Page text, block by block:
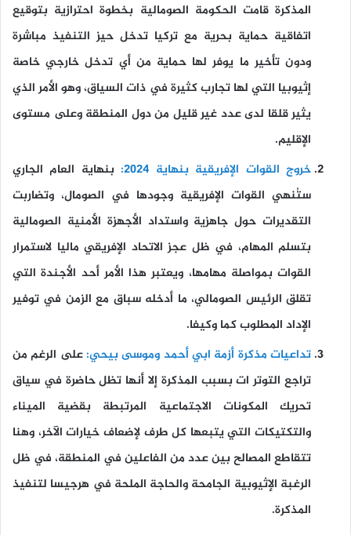
المذكرة قامت الحكومة الصومالية بخطوة احترازية بتوقيع
اتفاقية حماية بحرية مع تركيا تدخل حيز التنفيذ مباشرة
ودون تأخير ما يوفر لها حماية من أي تدخل خارجي خاصة
إثيوبيا التي لها تجارب كثيرة في ذات السياق، وهو الأمر الذي
يثير قلقا لدى عدد غير قليل من دول المنطقة وعلى مستوى
الإقليم.
خروج القوات الإفريقية بنهاية 2024:
بنهاية العام الجاري
ستُنهي القوات الإفريقية وجودها في الصومال، وتضاربت
التقديرات حول جاهزية واستداد الأجهزة الأمنية الصومالية
بتسلم المهام، في ظل عجز الاتحاد الإفريقي ماليا لاستمرار
القوات بمواصلة مهامها، ويعتبر هذا الأمر أحد الأجندة التي
تقلق الرئيس الصومالي، ما أدخله سباق مع الزمن في توفير
الإداد المطلوب كما وكيفا.
تداعيات مذكرة أزمة ابي أحمد وموسى بيحي:على الرغم من
تراجع التوتر ات بسبب المذكرة إلا أنها تظل حاضرة في سياق
تحريك المكونات الاجتماعية المرتبطة بقضية الميناء
والتكتيكات التي يتبعها كل طرف لإضعاف خيارات الآخر، وهنا
تتقاطع المصالح بين عدد من الفاعلين في المنطقة، في ظل
الرغبة الإثيوبية الجامحة والحاجة الملحة في هرجيسا لتنفيذ
المذكرة.